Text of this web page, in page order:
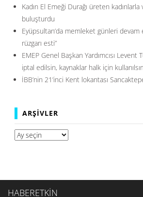
Kadın El Emeği Durağı üreten kadınlarla
buluşturdu
Eyüpsultan’da memleket günleri devam
rüzgarı esti”
EMEP Genel Başkan Yardımcısı Levent
iptal edilsin, kaynaklar halk için kullanılsın
İBB’nin 21’inci Kent lokantası
ARŞIVLER
Arşivler
HABERETKİN